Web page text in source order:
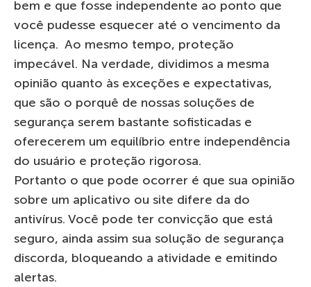
bem e que fosse independente ao ponto que
você pudesse esquecer até o vencimento da
licença. Ao mesmo tempo, proteção
impecável. Na verdade, dividimos a mesma
opinião quanto às exceções e expectativas,
que são o porquê de nossas soluções de
segurança serem bastante sofisticadas e
oferecerem um equilíbrio entre independência
do usuário e proteção rigorosa.
Portanto o que pode ocorrer é que sua opinião
sobre um aplicativo ou site difere da do
antivírus. Você pode ter convicção que está
seguro, ainda assim sua solução de segurança
discorda, bloqueando a atividade e emitindo
alertas.